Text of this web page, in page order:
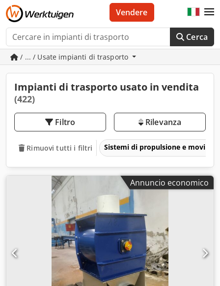
Cerca
Vendere
/ ... / Usate impianti di trasporto
Impianti di trasporto usato in vendita
(422)
Filtro Rilevanza
Rimuovi tutti i filtri Sistemi di propulsione e
Annuncio economico